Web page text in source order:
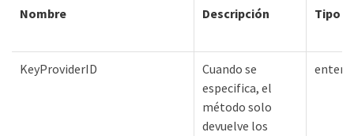
Nombre Descripción Tipo
KeyProviderID
Cuando se
especifica, el
método solo
devuelve los
entero